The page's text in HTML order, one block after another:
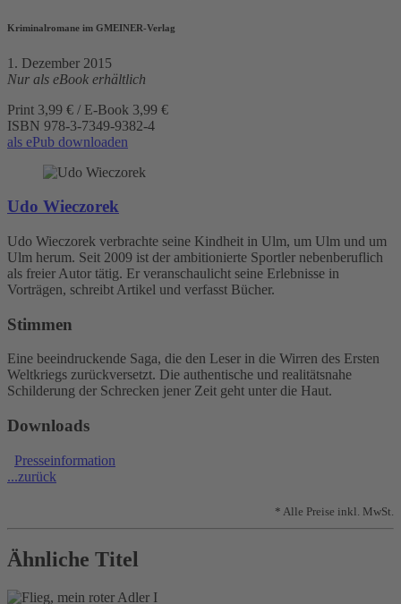
Kriminalromane im GMEINER-Verlag
1. Dezember 2015
Nur als eBook erhältlich
Print 3,99 € / E-Book 3,99 €
ISBN 978-3-7349-9382-4
als ePub downloaden
Udo Wieczorek
Udo Wieczorek verbrachte seine Kindheit in Ulm, um Ulm und um
Ulm herum. Seit 2009 ist der ambitionierte Sportler nebenberuflich
als freier Autor tätig. Er veranschaulicht seine Erlebnisse in
Vorträgen, schreibt Artikel und verfasst Bücher.
Stimmen
Eine beeindruckende Saga, die den Leser in die Wirren des Ersten
Weltkriegs zurückversetzt. Die authentische und realitätsnahe
Schilderung der Schrecken jener Zeit geht unter die Haut.
Downloads
Presseinformation
...zurück
* Alle Preise inkl. MwSt.
Ähnliche Titel